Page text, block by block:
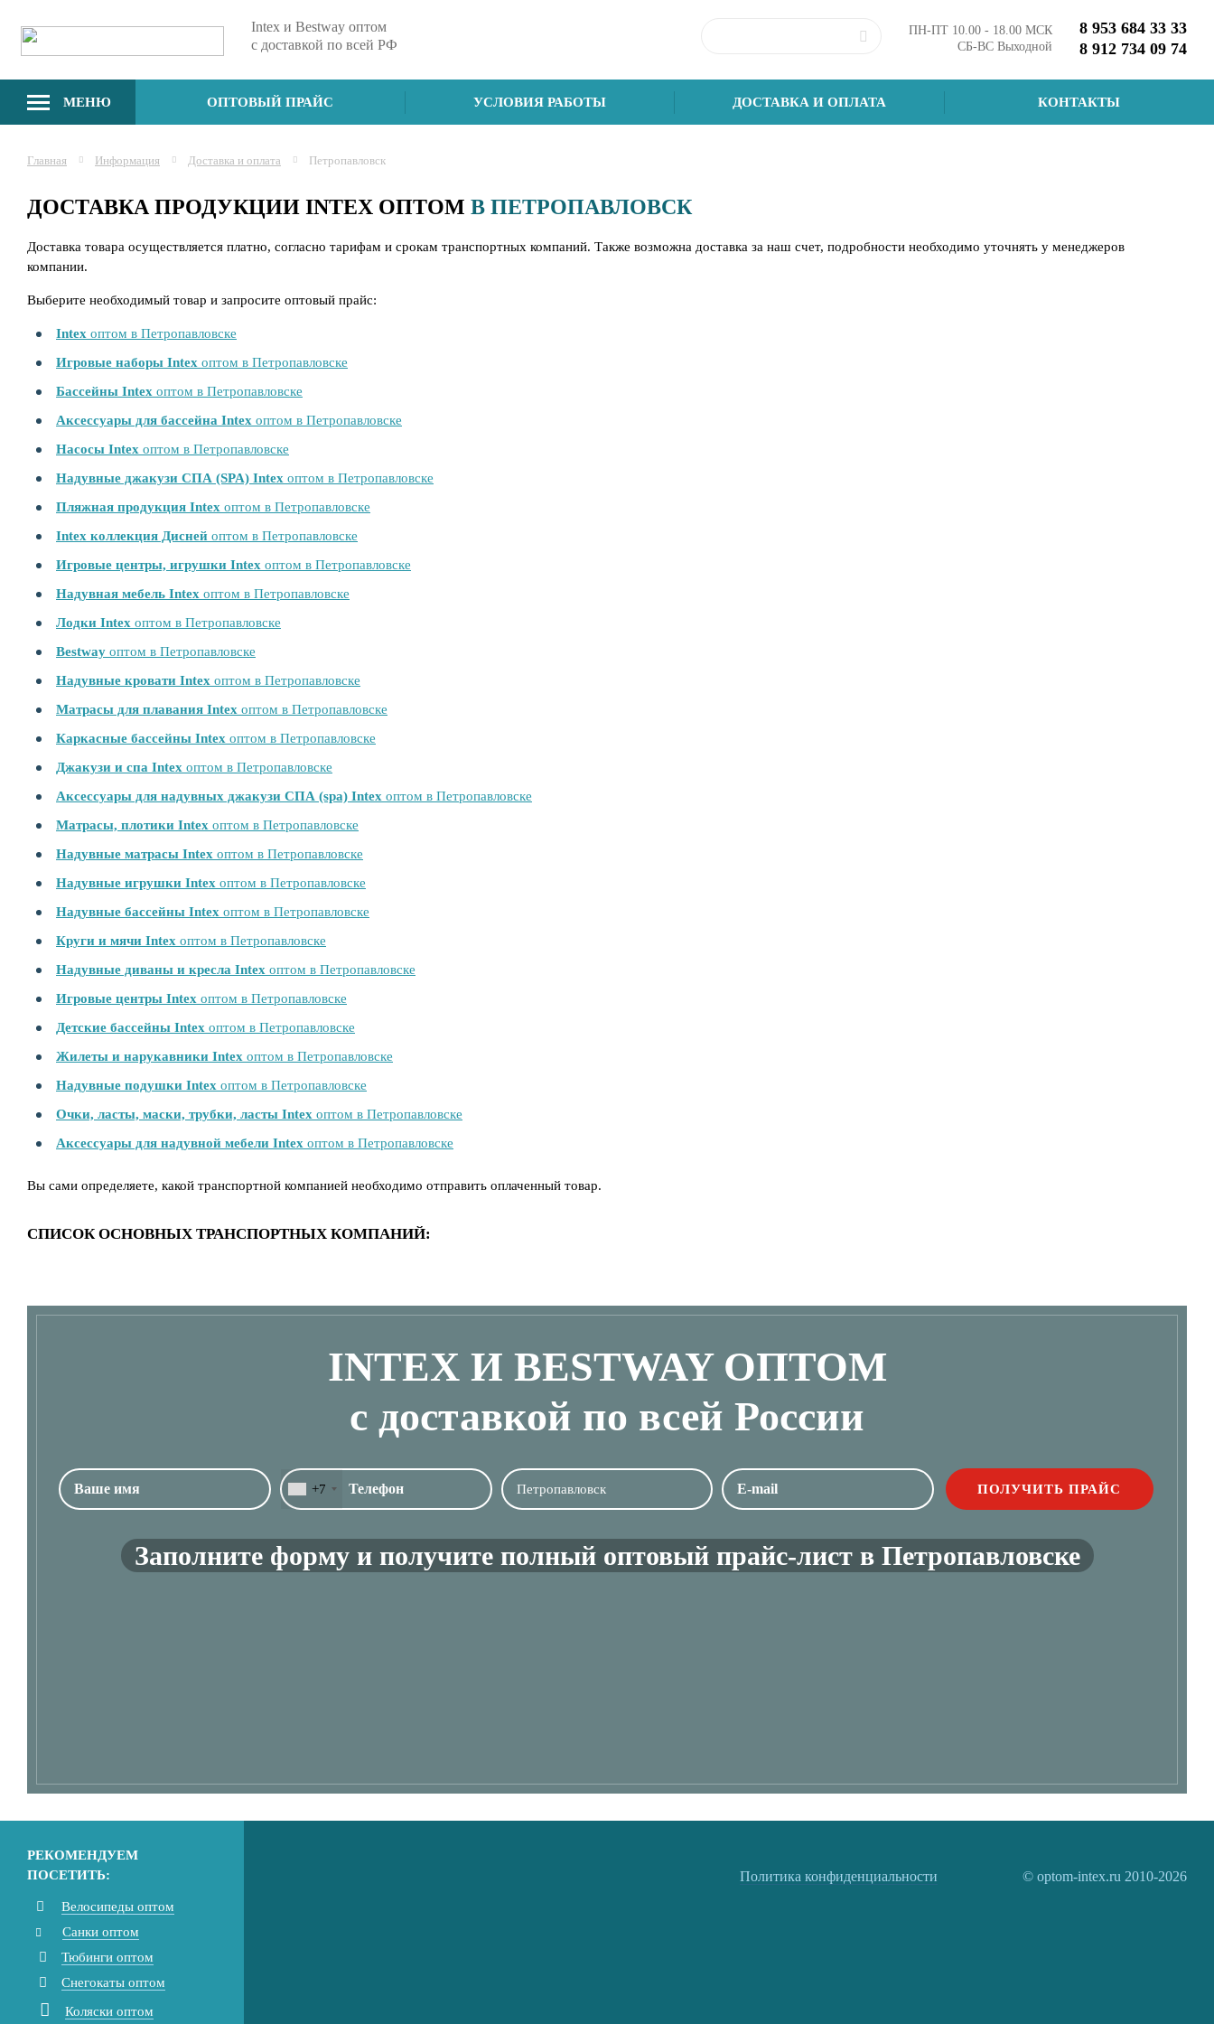
Intex и Bestway оптом
с доставкой по всей РФ
ПН-ПТ 10.00 - 18.00 МСК
СБ-ВС Выходной
8 953 684 33 33
8 912 734 09 74
МЕНЮ ОПТОВЫЙ ПРАЙС УСЛОВИЯ РАБОТЫ ДОСТАВКА И ОПЛАТА КОНТАКТЫ
Главная Информация Доставка и оплата Петропавловск
ДОСТАВКА ПРОДУКЦИИ INTEX ОПТОМ В ПЕТРОПАВЛОВСК
Доставка товара осуществляется платно, согласно тарифам и срокам транспортных компаний. Также возможна доставка за наш счет, подробности необходимо уточнять у менеджеров
компании.
Выберите необходимый товар и запросите оптовый прайс:
Intex оптом в Петропавловске
Игровые наборы Intex оптом в Петропавловске
Бассейны Intex оптом в Петропавловске
Аксессуары для бассейна Intex оптом в Петропавловске
Насосы Intex оптом в Петропавловске
Надувные джакузи СПА (SPA) Intex оптом в Петропавловске
Пляжная продукция Intex оптом в Петропавловске
Intex коллекция Дисней оптом в Петропавловске
Игровые центры, игрушки Intex оптом в Петропавловске
Надувная мебель Intex оптом в Петропавловске
Лодки Intex оптом в Петропавловске
Bestway оптом в Петропавловске
Надувные кровати Intex оптом в Петропавловске
Матрасы для плавания Intex оптом в Петропавловске
Каркасные бассейны Intex оптом в Петропавловске
Джакузи и спа Intex оптом в Петропавловске
Аксессуары для надувных джакузи СПА (spa) Intex оптом в Петропавловске
Матрасы, плотики Intex оптом в Петропавловске
Надувные матрасы Intex оптом в Петропавловске
Надувные игрушки Intex оптом в Петропавловске
Надувные бассейны Intex оптом в Петропавловске
Круги и мячи Intex оптом в Петропавловске
Надувные диваны и кресла Intex оптом в Петропавловске
Игровые центры Intex оптом в Петропавловске
Детские бассейны Intex оптом в Петропавловске
Жилеты и нарукавники Intex оптом в Петропавловске
Надувные подушки Intex оптом в Петропавловске
Очки, ласты, маски, трубки, ласты Intex оптом в Петропавловске
Аксессуары для надувной мебели Intex оптом в Петропавловске
Вы сами определяете, какой транспортной компанией необходимо отправить оплаченный товар.
СПИСОК ОСНОВНЫХ ТРАНСПОРТНЫХ КОМПАНИЙ:
INTEX И BESTWAY ОПТОМ
с доставкой по всей России
+7
Заполните форму и получите полный оптовый прайс-лист в Петропавловске
РЕКОМЕНДУЕМ
ПОСЕТИТЬ:
Велосипеды оптом
Санки оптом
Тюбинги оптом
Снегокаты оптом
Коляски оптом
Политика конфиденциальности © optom-intex.ru 2010-2026